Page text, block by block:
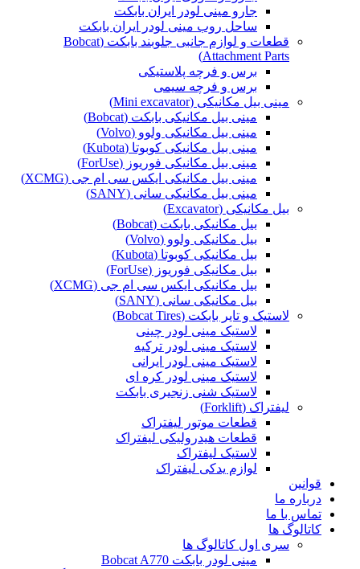
جارو مینی لودر ایران بابکت
ساحل روب مینی لودر ایران بابکت
قطعات و لوازم جانبی جلوبند بابکت (Bobcat
Attachment Parts)
برس و فرچه پلاستیکی
برس و فرچه سیمی
مینی بیل مکانیکی (Mini excavator)
مینی بیل مکانیکی بابکت (Bobcat)
مینی بیل مکانیکی ولوو (Volvo)
مینی بیل مکانیکی کوبوتا (Kubota)
مینی بیل مکانیکی فوریوز (ForUse)
مینی بیل مکانیکی ایکس سی ام جی (XCMG)
مینی بیل مکانیکی سانی (SANY)
بیل مکانیکی (Excavator)
بیل مکانیکی بابکت (Bobcat)
بیل مکانیکی ولوو (Volvo)
بیل مکانیکی کوبوتا (Kubota)
بیل مکانیکی فوریوز (ForUse)
بیل مکانیکی ایکس سی ام جی (XCMG)
بیل مکانیکی سانی (SANY)
لاستیک و تایر بابکت (Bobcat Tires)
لاستیک مینی لودر چینی
لاستیک مینی لودر ترکیه
لاستیک مینی لودر ایرانی
لاستیک مینی لودر کره ای
لاستیک شنی زنجیری بابکت
لیفتراک (Forklift)
قطعات موتور لیفتراک
قطعات هیدرولیکی لیفتراک
لاستیک لیفتراک
لوازم یدکی لیفتراک
قوانین
درباره ما
تماس با ما
کاتالوگ ها
سری اول کاتالوگ ها
مینی لودر بابکت Bobcat A770